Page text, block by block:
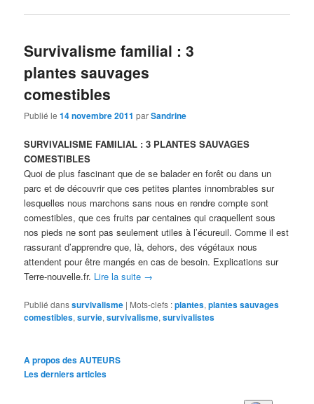
Survivalisme familial : 3
plantes sauvages
comestibles
Publié le14 novembre 2011 parSandrine
SURVIVALISME FAMILIAL : 3 PLANTES SAUVAGES
COMESTIBLES
Quoi de plus fascinant que de se balader en forêt ou dans un
parc et de découvrir que ces petites plantes innombrables sur
lesquelles nous marchons sans nous en rendre compte sont
comestibles, que ces fruits par centaines qui craquellent sous
nos pieds ne sont pas seulement utiles à l’écureuil. Comme il est
rassurant d’apprendre que, là, dehors, des végétaux nous
attendent pour être mangés en cas de besoin. Explications sur
Terre-nouvelle.fr. Lire la suite →
Publié danssurvivalisme | Mots-clefs :plantes,plantes sauvages
comestibles,survie,survivalisme,survivalistes
A propos des AUTEURS
Les derniers articles